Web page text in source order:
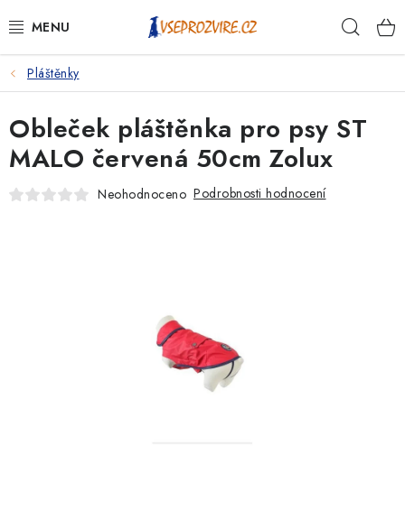
na
PSI
KOČKY
KONĚ
KRÁLÍCI/HLODAVCI/PTÁCI
Pláštěnky
Obleček pláštěnka pro psy ST
MALO červená 50cm Zolux
Neohodnoceno Podrobnosti hodnocení